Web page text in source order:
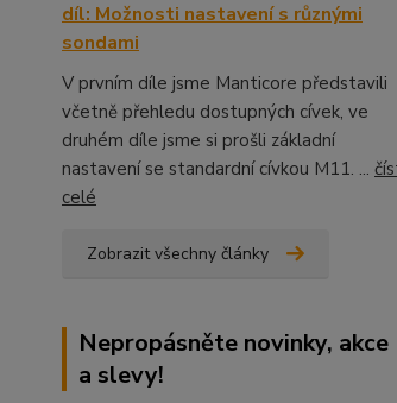
díl: Možnosti nastavení s různými
sondami
V prvním díle jsme Manticore představili
včetně přehledu dostupných cívek, ve
druhém díle jsme si prošli základní
nastavení se standardní cívkou M11. ...
celé
Zobrazit všechny články
Nepropásněte novinky, akce
a slevy!